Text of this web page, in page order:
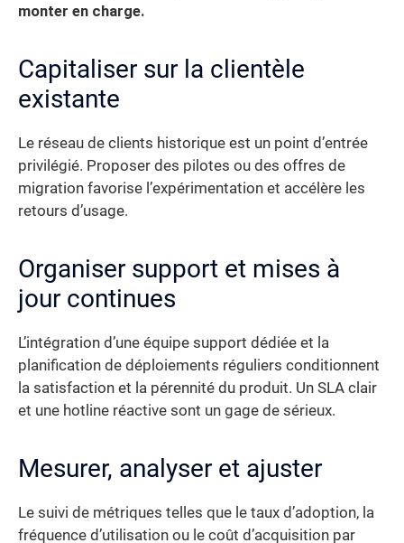
monter en charge.
Capitaliser sur la clientèle
existante
Le réseau de clients historique est un point d’entrée
privilégié. Proposer des pilotes ou des offres de
migration favorise l’expérimentation et accélère les
retours d’usage.
Organiser support et mises à
jour continues
L’intégration d’une équipe support dédiée et la
planification de déploiements réguliers conditionnent
la satisfaction et la pérennité du produit. Un SLA clair
et une hotline réactive sont un gage de sérieux.
Mesurer, analyser et ajuster
Le suivi de métriques telles que le taux d’adoption, la
fréquence d’utilisation ou le coût d’acquisition par